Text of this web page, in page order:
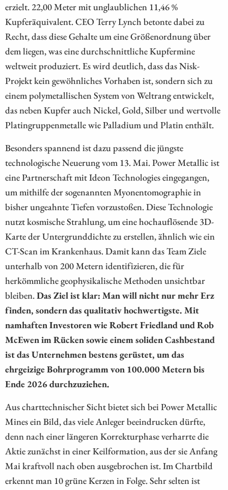
erzielt. 22,00 Meter mit unglaublichen 11,46 %
Kupferäquivalent. CEO Terry Lynch betonte dabei zu
Recht, dass diese Gehalte um eine Größenordnung über
dem liegen, was eine durchschnittliche Kupfermine
weltweit produziert. Es wird deutlich, dass das Nisk-
Projekt kein gewöhnliches Vorhaben ist, sondern sich zu
einem polymetallischen System von Weltrang entwickelt,
das neben Kupfer auch Nickel, Gold, Silber und wertvolle
Platingruppenmetalle wie Palladium und Platin enthält.
Besonders spannend ist dazu passend die jüngste
technologische Neuerung vom 13. Mai. Power Metallic ist
eine Partnerschaft mit Ideon Technologies eingegangen,
um mithilfe der sogenannten Myonentomographie in
bisher ungeahnte Tiefen vorzustoßen. Diese Technologie
nutzt kosmische Strahlung, um eine hochauflösende 3D-
Karte der Untergrunddichte zu erstellen, ähnlich wie ein
CT-Scan im Krankenhaus. Damit kann das Team Ziele
unterhalb von 200 Metern identifizieren, die für
herkömmliche geophysikalische Methoden unsichtbar
bleiben.Das Ziel ist klar: Man will nicht nur mehr Erz
finden, sondern das qualitativ hochwertigste. Mit
namhaften Investoren wie Robert Friedland und Rob
McEwen im Rücken sowie einem soliden Cashbestand
ist das Unternehmen bestens gerüstet, um das
ehrgeizige Bohrprogramm von 100.000 Metern bis
Ende 2026 durchzuziehen.
Aus charttechnischer Sicht bietet sich bei Power Metallic
Mines ein Bild, das viele Anleger beeindrucken dürfte,
denn nach einer längeren Korrekturphase verharrte die
Aktie zunächst in einer Keilformation, aus der sie Anfang
Mai kraftvoll nach oben ausgebrochen ist. Im Chartbild
erkennt man 10 grüne Kerzen in Folge. Sehr selten ist